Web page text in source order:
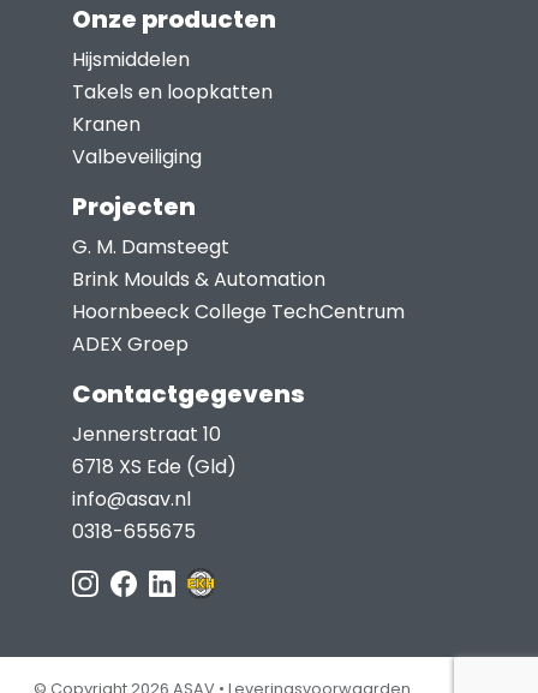
Onze producten
Hijsmiddelen
Takels en loopkatten
Kranen
Valbeveiliging
Projecten
G. M. Damsteegt
Brink Moulds & Automation
Hoornbeeck College TechCentrum
ADEX Groep
Contactgegevens
Jennerstraat 10
6718 XS Ede (Gld)
info@asav.nl
0318-655675